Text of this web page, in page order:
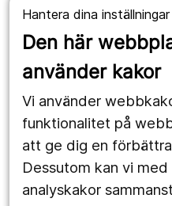
Hantera dina
Den här
använder kakor
Vi använder
funktionalitet på
att ge dig en
Dessutom kan vi
analyskakor
1177.se
Länstrafiken
Utveckling
Följ oss